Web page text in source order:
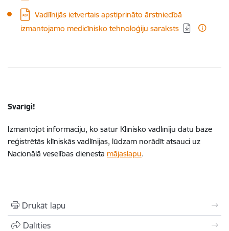
Lejupielādēt:
Vadlīnijās ietvertais apstiprināto ārstniecībā
izmantojamo medicīnisko tehnoloģiju saraksts
Svarīgi!
Izmantojot informāciju, ko satur Klīnisko vadlīniju datu bāzē
reģistrētās klīniskās vadlīnijas, lūdzam norādīt atsauci uz
Nacionālā veselības dienesta mājaslapu.
Drukāt lapu
Dalīties